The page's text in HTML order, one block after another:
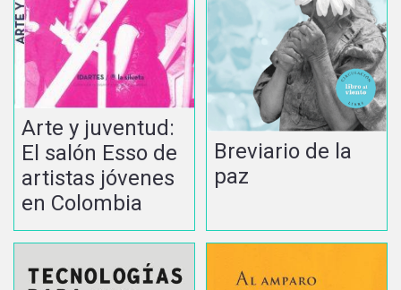
Arte y juventud:
El salón Esso de
artistas jóvenes
en Colombia
Breviario de la
paz